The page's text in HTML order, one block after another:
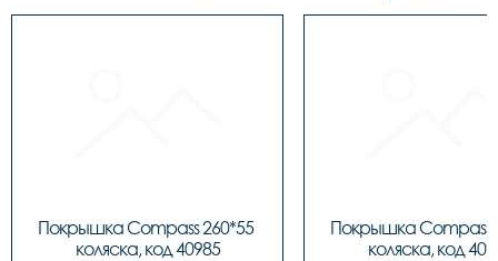
Покрышка Compass 260*55
коляска, код 40985
Покрышка Compass
коляска, код